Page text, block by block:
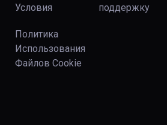
Условия
Политика
Использования
Файлов Сookie
поддержку